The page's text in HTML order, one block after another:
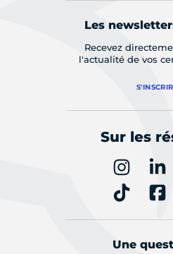
Les
Recevez
l'actualité de vos
Sur les
Une